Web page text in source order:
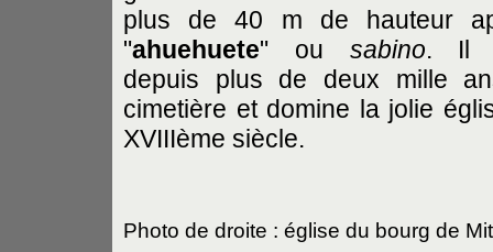
plus de 40 m de hauteur
"ahuehuete" ou sabino. Il
depuis plus de deux mille
cimetière et domine la jolie
XVIIIème siècle.
Photo de droite : église du bourg de